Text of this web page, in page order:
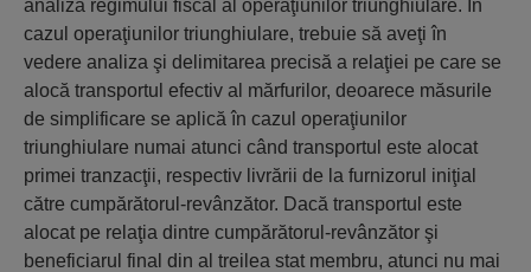
analiza regimului fiscal al operaţiunilor triunghiulare. În
cazul operaţiunilor triunghiulare, trebuie să aveţi în
vedere analiza şi delimitarea precisă a relaţiei pe care se
alocă transportul efectiv al mărfurilor, deoarece măsurile
de simplificare se aplică în cazul operaţiunilor
triunghiulare numai atunci când transportul este alocat
primei tranzacţii, respectiv livrării de la furnizorul iniţial
către cumpărătorul-revânzător. Dacă transportul este
alocat pe relaţia dintre cumpărătorul-revânzător şi
beneficiarul final din al treilea stat membru, atunci nu mai